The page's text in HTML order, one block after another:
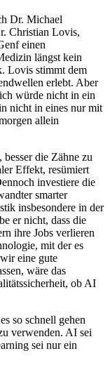
Dr. Michael
Christian Lovis,
einen
längst kein
Lovis stimmt dem
erlebt. Aber
würde nicht in ein
nicht in eines nur mit
allein
die Zähne zu
Effekt, resümiert
investiere die
smarter
insbesondere in der
er nicht, dass die
ihre Jobs verlieren
mit der es
eine gute
wäre das
ob AI
so schnell gehen
verwenden. AI sei
sei nur ein